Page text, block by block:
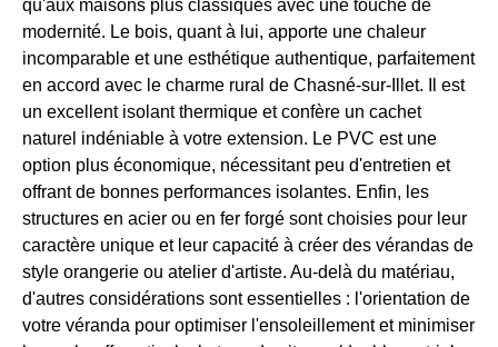
qu'aux maisons plus classiques avec une touche de
modernité. Le bois, quant à lui, apporte une chaleur
incomparable et une esthétique authentique, parfaitement
en accord avec le charme rural de Chasné-sur-Illet. Il est
un excellent isolant thermique et confère un cachet
naturel indéniable à votre extension. Le PVC est une
option plus économique, nécessitant peu d'entretien et
offrant de bonnes performances isolantes. Enfin, les
structures en acier ou en fer forgé sont choisies pour leur
caractère unique et leur capacité à créer des vérandas de
style orangerie ou atelier d'artiste. Au-delà du matériau,
d'autres considérations sont essentielles : l'orientation de
votre véranda pour optimiser l'ensoleillement et minimiser